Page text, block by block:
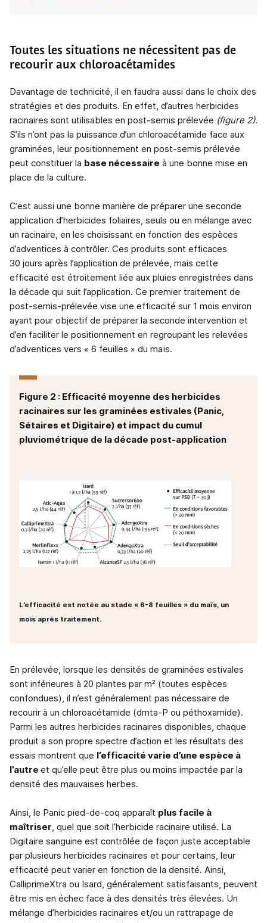
Toutes les situations ne nécessitent pas de
recourir aux chloroacétamides
Davantage de technicité, il en faudra aussi dans le choix des
stratégies et des produits. En effet, d’autres herbicides
racinaires sont utilisables en post-semis prélevée (figure 2).
S’ils n’ont pas la puissance d’un chloroacétamide face aux
graminées, leur positionnement en post-semis prélevée
peut constituer la base nécessaire à une bonne mise en
place de la culture.
C’est aussi une bonne manière de préparer une seconde
application d’herbicides foliaires, seuls ou en mélange avec
un racinaire, en les choisissant en fonction des espèces
d’adventices à contrôler. Ces produits sont efficaces
30 jours après l’application de prélevée, mais cette
efficacité est étroitement liée aux pluies enregistrées dans
la décade qui suit l’application. Ce premier traitement de
post-semis-prélevée vise une efficacité sur 1 mois environ
ayant pour objectif de préparer la seconde intervention et
d’en faciliter le positionnement en regroupant les relevées
d’adventices vers « 6 feuilles » du maïs.
Figure 2 : Efficacité moyenne des herbicides
racinaires sur les graminées estivales (Panic,
Sétaires et Digitaire) et impact du cumul
pluviométrique de la décade post-application
L’efficacité est notée au stade « 6-8 feuilles » du maïs, un
mois après traitement.
En prélevée, lorsque les densités de graminées estivales
sont inférieures à 20 plantes par m² (toutes espèces
confondues), il n’est généralement pas nécessaire de
recourir à un chloroacétamide (dmta-P ou péthoxamide).
Parmi les autres herbicides racinaires disponibles, chaque
produit a son propre spectre d’action et les résultats des
essais montrent que l’efficacité varie d’une espèce à
l’autre et qu’elle peut être plus ou moins impactée par la
densité des mauvaises herbes.
Ainsi, le Panic pied-de-coq apparaît plus facile à
maîtriser , quel que soit l’herbicide racinaire utilisé. La
Digitaire sanguine est contrôlée de façon juste acceptable
par plusieurs herbicides racinaires et pour certains, leur
efficacité peut varier en fonction de la densité. Ainsi,
CalliprimeXtra ou Isard, généralement satisfaisants, peuvent
être mis en échec face à des densités très élevées. Un
mélange d’herbicides racinaires et/ou un rattrapage de